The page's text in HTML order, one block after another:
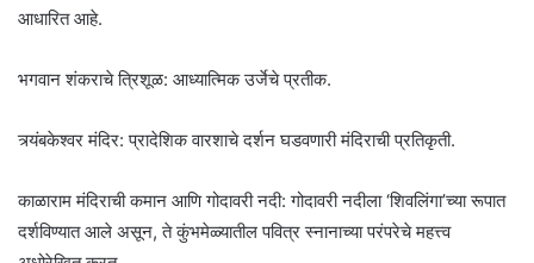
आधारित आहे.
भगवान शंकराचे त्रिशूळ: आध्यात्मिक उर्जेचे प्रतीक.
त्र्यंबकेश्वर मंदिर: प्रादेशिक वारशाचे दर्शन घडवणारी मंदिराची प्रतिकृती.
काळाराम मंदिराची कमान आणि गोदावरी नदी: गोदावरी नदीला ‘शिवलिंगा’च्या रूपात
दर्शविण्यात आले असून, ते कुंभमेळ्यातील पवित्र स्नानाच्या परंपरेचे महत्त्व